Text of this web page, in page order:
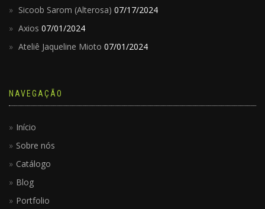
Sicoob Sarom (Alterosa) 07/17/2024
Axios 07/01/2024
Ateliê Jaqueline Mioto 07/01/2024
NAVEGAÇÃO
Início
Sobre nós
Catálogo
Blog
Portfolio